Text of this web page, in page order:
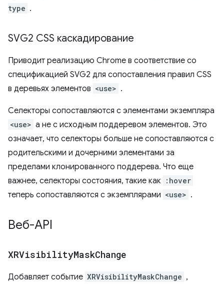
type .
SVG2 CSS каскадирование
Приводит реализацию Chrome в соответствие со
спецификацией SVG2 для сопоставления правил CSS
в деревьях элементов <use> .
Селекторы сопоставляются с элементами экземпляра
<use> а не с исходным поддеревом элементов. Это
означает, что селекторы больше не сопоставляются с
родительскими и дочерними элементами за
пределами клонированного поддерева. Что еще
важнее, селекторы состояния, такие как :hover
теперь сопоставляются с экземплярами <use> .
Веб-API
XRVisibilityMaskChange
Добавляет событие XRVisibilityMaskChange ,